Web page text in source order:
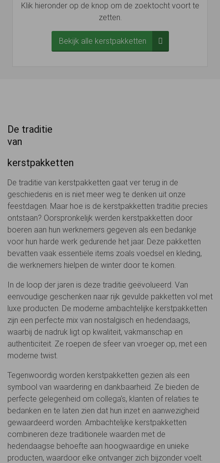
Klik hieronder op de knop om de zoektocht voort te
zetten.
Bekijk alle kerstpakketten
De traditie
van
kerstpakketten
De traditie van kerstpakketten gaat ver terug in de
geschiedenis en is niet meer weg te denken uit onze
feestdagen. Maar hoe is de kerstpakketten traditie precies
ontstaan? Oorspronkelijk werden kerstpakketten door
boeren aan hun werknemers gegeven als een bedankje
voor hun harde werk gedurende het jaar. Deze pakketten
bevatten vaak essentiële items zoals voedsel en kleding,
die werknemers hielpen de winter door te komen.
In de loop der jaren is deze traditie geëvolueerd. Van
eenvoudige geschenken naar rijk gevulde pakketten vol met
luxe producten. De moderne ambachtelijke kerstpakketten
zijn een perfecte mix van nostalgisch en hedendaags,
waarbij de nadruk ligt op kwaliteit, vakmanschap en
authenticiteit. Ze roepen de sfeer van vroeger op, met een
moderne twist.
Tegenwoordig worden kerstpakketten gezien als een
symbool van waardering en dankbaarheid. Ze bieden de
perfecte gelegenheid om collega's, klanten of relaties te
bedanken en te laten zien dat hun inzet en aanwezigheid
gewaardeerd worden. Ambachtelijke kerstpakketten
combineren deze traditionele waarden met de
hedendaagse behoefte aan hoogwaardige en unieke
producten, waardoor elke ontvanger zich bijzonder voelt.